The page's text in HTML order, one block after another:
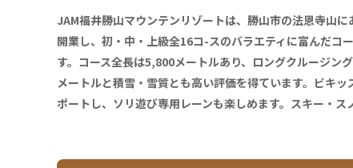
JAM福井勝山マウンテンリゾートは、勝山市の法恩寺山
開業し、初・中・上級全16コ-スのバラエティに富んだコ
す。コース全長は5,800メートルあり、ロングクルージン
メートルと積雪・雪質とも高い評価を得ています。ビキ
ポートし、ソリ遊び専用レーンも楽しめます。スキー・ス